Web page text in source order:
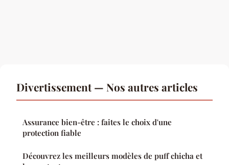
Divertissement — Nos autres articles
Assurance bien-être : faites le choix d'une
protection fiable
Découvrez les meilleurs modèles de puff chicha et